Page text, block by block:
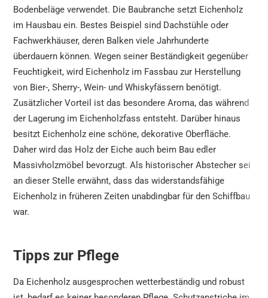
Bodenbeläge verwendet. Die Baubranche setzt Eichenholz
im Hausbau ein. Bestes Beispiel sind Dachstühle oder
Fachwerkhäuser, deren Balken viele Jahrhunderte
überdauern können. Wegen seiner Beständigkeit gegenüber
Feuchtigkeit, wird Eichenholz im Fassbau zur Herstellung
von Bier-, Sherry-, Wein- und Whiskyfässern benötigt.
Zusätzlicher Vorteil ist das besondere Aroma, das während
der Lagerung im Eichenholzfass entsteht. Darüber hinaus
besitzt Eichenholz eine schöne, dekorative Oberfläche.
Daher wird das Holz der Eiche auch beim Bau edler
Massivholzmöbel bevorzugt. Als historischer Abstecher sei
an dieser Stelle erwähnt, dass das widerstandsfähige
Eichenholz in früheren Zeiten unabdingbar für den Schiffbau
war.
Tipps zur Pflege
Da Eichenholz ausgesprochen wetterbeständig und robust